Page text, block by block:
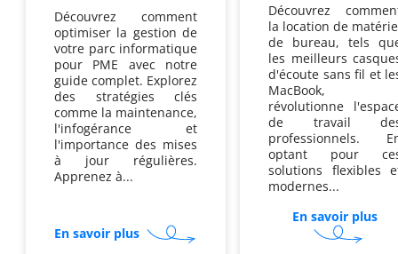
Découvrez comment
optimiser la gestion de
votre parc informatique
pour PME avec notre
guide complet. Explorez
des stratégies clés
comme la maintenance,
l'infogérance et
l'importance des mises
à jour régulières.
Apprenez à...
En savoir plus sur
Comment
Découvrez
la location de
de bureau, tels
les meilleurs
d'écoute sans fil et
MacBook,
révolutionne
de travail
professionnels.
optant pour
solutions flexibles
modernes...
En savoir plus